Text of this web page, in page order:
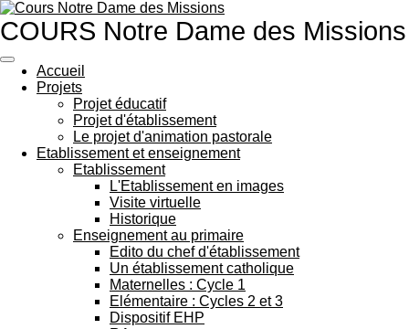
Passer
au
principal
COURS Notre Dame des Missions
Accueil
Projets
Projet éducatif
Projet d'établissement
Le projet d'animation pastorale
Etablissement et enseignement
Etablissement
L'Etablissement en images
Visite virtuelle
Historique
Enseignement au primaire
Edito du chef d'établissement
Un établissement catholique
Maternelles : Cycle 1
Elémentaire : Cycles 2 et 3
Dispositif EHP